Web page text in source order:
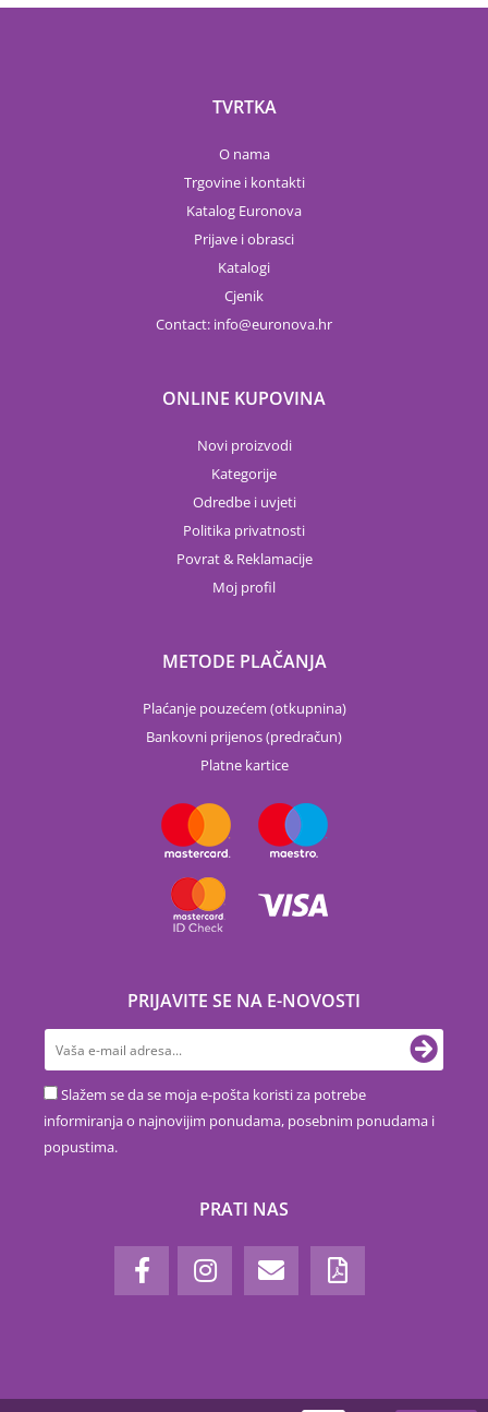
TVRTKA
O nama
Trgovine i kontakti
Katalog Euronova
Prijave i obrasci
Katalogi
Cjenik
Contact: info euronova.hr
ONLINE KUPOVINA
Novi proizvodi
Kategorije
Odredbe i uvjeti
Politika privatnosti
Povrat & Reklamacije
Moj profil
METODE PLAČANJA
Plaćanje pouzećem (otkupnina)
Bankovni prijenos (predračun)
Platne kartice
PRIJAVITE SE NA E-NOVOSTI
Slažem se da se moja e-pošta koristi za potrebe
informiranja o najnovijim ponudama, posebnim ponudama i
popustima.
PRATI NAS